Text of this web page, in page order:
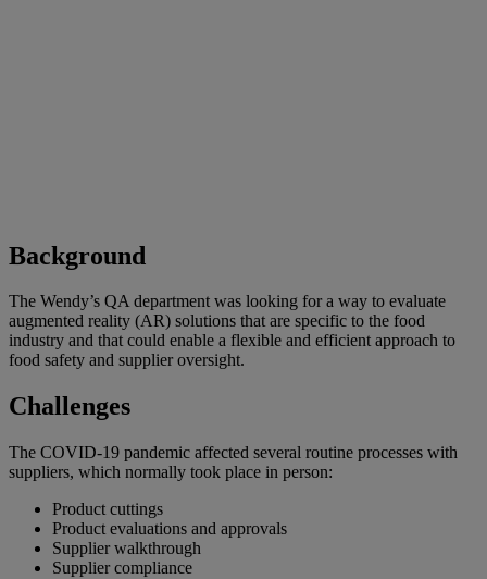
Background
The Wendy’s QA department was looking for a way to evaluate
augmented reality (AR) solutions that are specific to the food
industry and that could enable a flexible and efficient approach to
food safety and supplier oversight.
Challenges
The COVID-19 pandemic affected several routine processes with
suppliers, which normally took place in person:
Product cuttings
Product evaluations and approvals
Supplier walkthrough
Supplier compliance